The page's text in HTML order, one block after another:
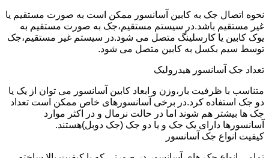
نحوه اتصال جک به کابین آسانسور ممکن است به صورت مستقیم یا
غیر مستقیم باشد.در سیستم مستقیم،جک به صورت مستقیم به
یوک کابین یا کارسلینگ متصل می شود.در سیستم غیر مستقیم،جک
توسط سیم بکسل به کابین متصل می شود.
تعداد جک آسانسور هیدرولیک
متناسب با ظرفیت بار،وزن و ابعاد کابین آسانسور می توان از یک یا
دو جک استفاده کرد.در برخی آسانسورهای خاص ممکن است تعداد
جک ها بیشتر هم شوند اما در حالت نرمال و در اکثر موارد
آسانسورها دارای یک جک و یا دو جک (جک دوبل)هستند.
کیفیت انواع جک آسانسور